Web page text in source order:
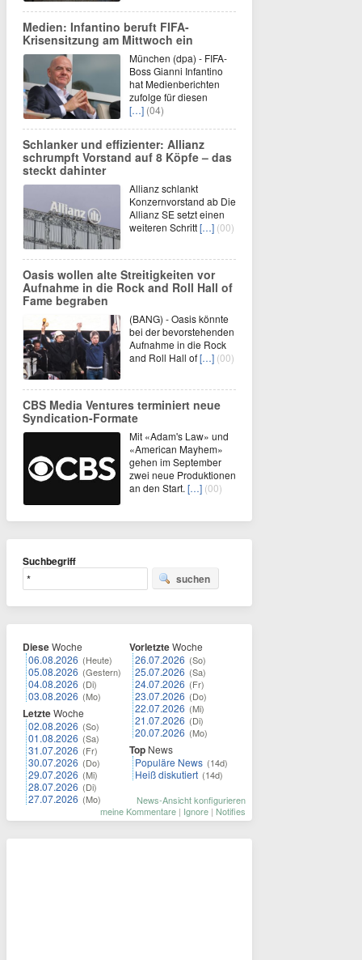
Medien: Infantino beruft FIFA-
Krisensitzung am Mittwoch ein
München (dpa) - FIFA-
Boss Gianni Infantino
hat Medienberichten
zufolge für diesen
[…] (04)
Schlanker und effizienter: Allianz
schrumpft Vorstand auf 8 Köpfe – das
steckt dahinter
Allianz schlankt
Konzernvorstand ab Die
Allianz SE setzt einen
weiteren Schritt[…] (00)
Oasis wollen alte Streitigkeiten vor
Aufnahme in die Rock and Roll Hall of
Fame begraben
(BANG) - Oasis könnte
bei der bevorstehenden
Aufnahme in die Rock
and Roll Hall of[…] (00)
CBS Media Ventures terminiert neue
Syndication-Formate
Mit «Adam's Law» und
«American Mayhem»
gehen im September
zwei neue Produktionen
an den Start. […] (00)
Suchbegriff
suchen
DieseWoche
06.08.2026 (Heute)
05.08.2026 (Gestern)
04.08.2026 (Di)
03.08.2026 (Mo)
LetzteWoche
02.08.2026 (So)
01.08.2026 (Sa)
31.07.2026 (Fr)
30.07.2026 (Do)
29.07.2026 (Mi)
28.07.2026 (Di)
27.07.2026 (Mo)
VorletzteWoche
26.07.2026 (So)
25.07.2026 (Sa)
24.07.2026 (Fr)
23.07.2026 (Do)
22.07.2026 (Mi)
21.07.2026 (Di)
20.07.2026 (Mo)
Top News
Populäre News (14d)
Heiß diskutiert (14d)
News-Ansicht konfigurieren
meine Kommentare | Ignore | Notifies